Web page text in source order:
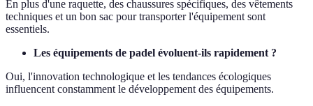
En plus d'une raquette, des chaussures spécifiques, des vêtements
techniques et un bon sac pour transporter l'équipement sont
essentiels.
Les équipements de padel évoluent-ils rapidement ?
Oui, l'innovation technologique et les tendances écologiques
influencent constamment le développement des équipements.